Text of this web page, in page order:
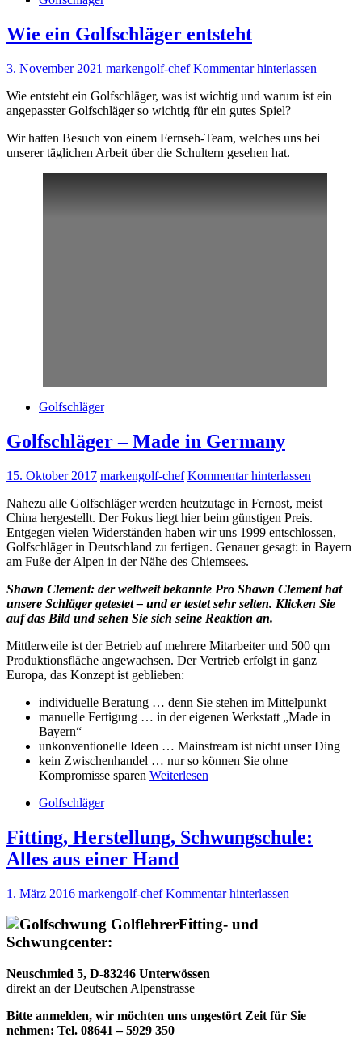
Wie ein Golfschläger entsteht
3. November 2021 markengolf-chef Kommentar hinterlassen
Wie entsteht ein Golfschläger, was ist wichtig und warum ist ein
angepasster Golfschläger so wichtig für ein gutes Spiel?
Wir hatten Besuch von einem Fernseh-Team, welches uns bei
unserer täglichen Arbeit über die Schultern gesehen hat.
Golfschläger
Golfschläger – Made in Germany
15. Oktober 2017 markengolf-chef Kommentar hinterlassen
Nahezu alle Golfschläger werden heutzutage in Fernost, meist
China hergestellt. Der Fokus liegt hier beim günstigen Preis.
Entgegen vielen Widerständen haben wir uns 1999 entschlossen,
Golfschläger in Deutschland zu fertigen. Genauer gesagt: in Bayern
am Fuße der Alpen in der Nähe des Chiemsees.
Shawn Clement: der weltweit bekannte Pro Shawn Clement hat
unsere Schläger getestet – und er testet sehr selten. Klicken Sie
auf das Bild und sehen Sie sich seine Reaktion an.
Mittlerweile ist der Betrieb auf mehrere Mitarbeiter und 500 qm
Produktionsfläche angewachsen. Der Vertrieb erfolgt in ganz
Europa, das Konzept ist geblieben:
individuelle Beratung … denn Sie stehen im Mittelpunkt
manuelle Fertigung … in der eigenen Werkstatt „Made in
Bayern“
unkonventionelle Ideen … Mainstream ist nicht unser Ding
kein Zwischenhandel … nur so können Sie ohne
Kompromisse sparen Weiterlesen
Golfschläger
Fitting, Herstellung, Schwungschule:
Alles aus einer Hand
1. März 2016 markengolf-chef Kommentar hinterlassen
Fitting- und
Schwungcenter:
Neuschmied 5, D-83246 Unterwössen
direkt an der Deutschen Alpenstrasse
Bitte anmelden, wir möchten uns ungestört Zeit für Sie
nehmen: Tel. 08641 – 5929 350